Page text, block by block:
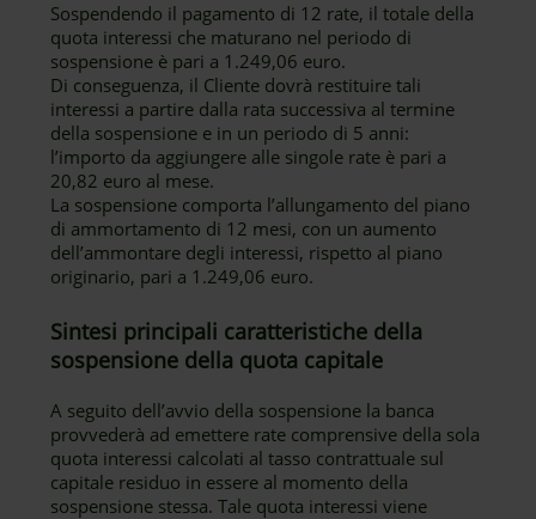
Sospendendo il pagamento di 12 rate, il totale della
quota interessi che maturano nel periodo di
sospensione è pari a 1.249,06 euro.
Di conseguenza, il Cliente dovrà restituire tali
interessi a partire dalla rata successiva al termine
della sospensione e in un periodo di 5 anni:
l’importo da aggiungere alle singole rate è pari a
20,82 euro al mese.
La sospensione comporta l’allungamento del piano
di ammortamento di 12 mesi, con un aumento
dell’ammontare degli interessi, rispetto al piano
originario, pari a 1.249,06 euro.
Sintesi principali caratteristiche della
sospensione della quota capitale
A seguito dell’avvio della sospensione la banca
provvederà ad emettere rate comprensive della sola
quota interessi calcolati al tasso contrattuale sul
capitale residuo in essere al momento della
sospensione stessa. Tale quota interessi viene